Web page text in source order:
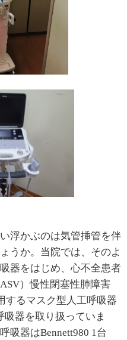
浮かぶのは気管挿管を伴
うか。当院では、そのよ
器をはじめ、心不全患者
）慢性閉塞性肺障害
するマスク型人工呼吸器
吸器を取り扱っていま
吸器はBennett980 1台